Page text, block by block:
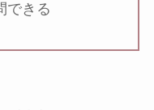
できる